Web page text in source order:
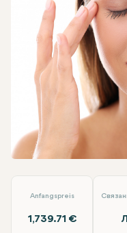
Anfangspreis
1,739.71 €